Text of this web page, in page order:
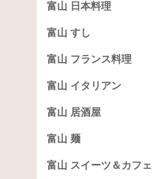
富山 日本料理
富山 すし
富山 フランス料理
富山 イタリアン
富山 居酒屋
富山 麺
富山 スイーツ＆カフェ